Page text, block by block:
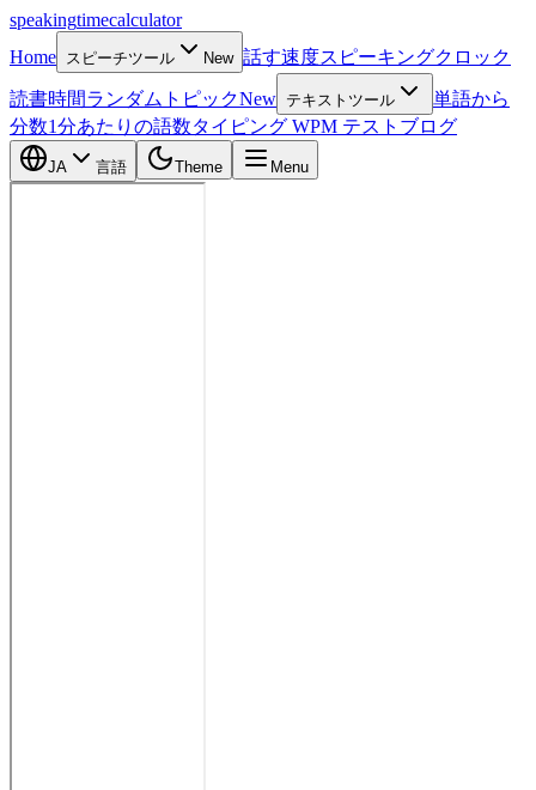
speakingtimecalculator
Home スピーチツール New 話す速度スピーキングクロック
読書時間ランダムトピックNew テキストツール
単語から
分数1分あたりの語数タイピング WPM テスト ブログ
JA 言語 Theme Menu